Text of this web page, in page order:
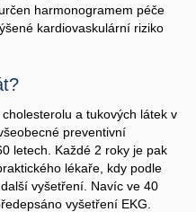
harmonogramem péče
kardiovaskulární riziko
a tukových látek v
preventivní
letech. Každé 2 roky je pak
lékaře, kdy podle
vyšetření. Navíc ve 40
vyšetření EKG.